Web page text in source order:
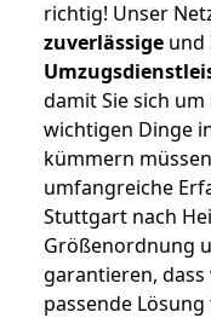
richtig! Unser
zuverlässige und
damit Sie sich
wichtigen Dinge
kümmern
umfangreiche
Stuttgart nach
Größenordnung
garantieren,
passende